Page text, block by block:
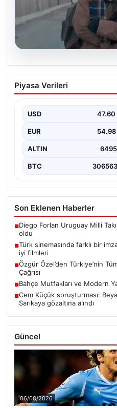
05.08.2026
Türk sinemasında
Özgün Özçelik’in en
Piyasa Verileri
USD 47.60
EUR 54.98
ALTIN
BTC
Son Eklenen Haberler
■Diego Forlan Uruguay Milli
oldu
■Türk sinemasında farklı bir
iyi filmleri
■Özgür Özel’den Türkiye’nin
Çağrısı
■Bahçe Mutfakları ve Modern
■Cem Küçük soruşturması:
Sarıkaya gözaltına alındı
Güncel
06/08/2026